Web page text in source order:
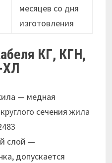
месяцев cо дня
изготовления
КГ, КГН,
ХЛ
— медная
сечения жила
слой —
допускается